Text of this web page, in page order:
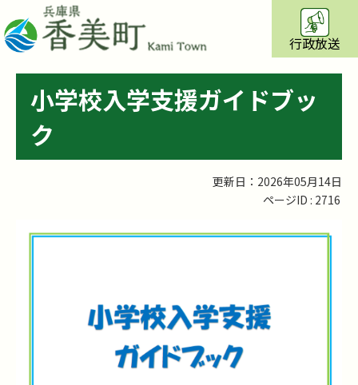
行政放送
小学校入学支援ガイドブッ
ク
更新日：2026年05月14日
ページID : 2716